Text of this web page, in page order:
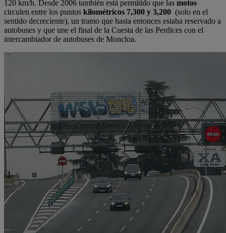
120 km/h. Desde 2006 también está permitido que las motos
circulen entre los puntos kilométricos 7,300 y 3,200 (solo en el
sentido decreciente), un tramo que hasta entonces estaba reservado a
autobuses y que une el final de la Cuesta de las Perdices con el
intercambiador de autobuses de Moncloa.